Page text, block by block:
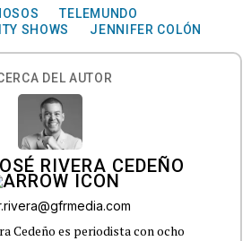
TELEMUNDO
SHOWS JENNIFER COLÓN
DEL AUTOR
RIVERA CEDEÑO
Cedeño es periodista con ocho